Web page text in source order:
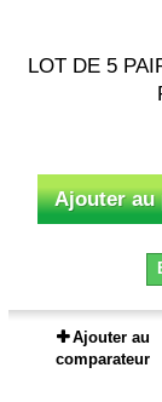
LOT DE 5
Ajouter au
Ajouter au
comparateur